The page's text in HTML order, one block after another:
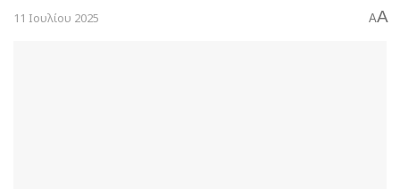
11 Ιουλίου 2025 AA